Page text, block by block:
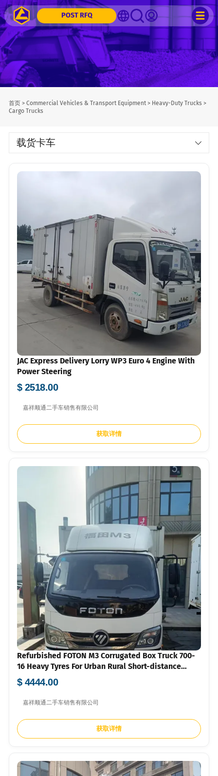
POST RFQ
首页> Commercial Vehicles & Transport Equipment> Heavy-Duty Trucks >
Cargo Trucks
载货卡车
JAC Express Delivery Lorry WP3 Euro 4 Engine With
Power Steering
$ 2518.00
嘉祥顺通二手车销售有限公司
获取详情
Refurbished FOTON M3 Corrugated Box Truck 700-
16 Heavy Tyres For Urban Rural Short-distance
Freight Stable Condition Full Export Documents
Support Container Shipment
$ 4444.00
嘉祥顺通二手车销售有限公司
获取详情